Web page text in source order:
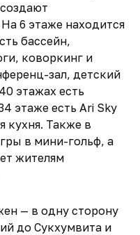
6 этаже находится
бассейн,
коворкинг и
зал, детский
этажах есть
этаже есть Ari Sky
кухня. Также в
в мини-гольф, а
жителям
— в одну сторону
до Сукхумвита и